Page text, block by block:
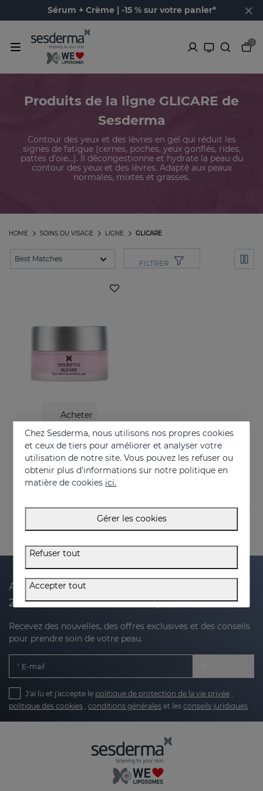
Sérum + Crème | -15 % sur votre panier*
0
Produits de la ligne GLICARE de
Sesderma
Contour des yeux et des lèvres en gel qui réduit les
signes de fatigue (cernes, poches, yeux gonflés, rides,
pattes d’oie...). Il décongestionne et hydrate la peau du
contour des yeux et des lèvres. Adapté aux peaux
normales, mixtes et grasses.
GLICARE
LIGNE
SOINS DU VISAGE
HOME
FILTRER
Acheter
GLICARE Gel Contour Des Yeux Et Des Lèvres
De la fraîcheur dans le regard
41.95 €
Abonnez-vous à notre newsletter et recevez
20 % de réduction sur votre prochain achat
Recevez des nouvelles, des offres exclusives et des conseils
pour prendre soin de votre peau.
E-mail
J'ai lu et j'accepte le politique de protection de la vie privée ,
politique des cookies , conditions générales et les conseils juridiques
Chez Sesderma, nous utilisons nos propres cookies
et ceux de tiers pour améliorer et analyser votre
utilisation de notre site. Vous pouvez les refuser ou
obtenir plus d'informations sur notre politique en
matière de cookies ici.
Gérer les cookies
Refuser tout
Accepter tout